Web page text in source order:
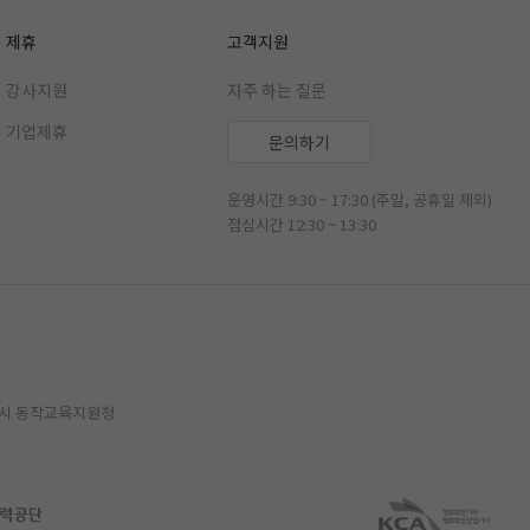
제휴
강사지원
기업제휴
고객지원
자주 하는 질문
문의하기
운영시간 9:30 ~ 17:30 (주말, 공휴일 제외)
점심시간 12:30 ~ 13:30
동작교육지원청